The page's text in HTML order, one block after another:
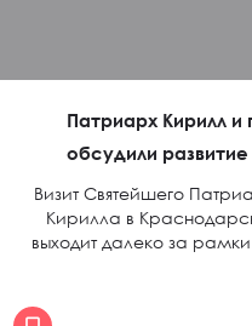
Патриарх Кирилл и
обсудили
Визит Святейшего
Кирилла в
выходит далеко за